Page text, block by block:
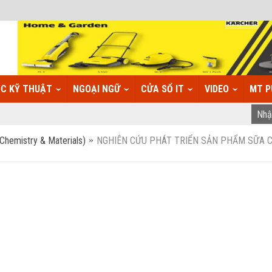
KỸ THUẬT NGOẠI NGỮ CỬA SỔ IT VIDEO MT
& Materials) NGHIÊN CỨU PHÁT TRIỂN SẢN PHẨM SỮA